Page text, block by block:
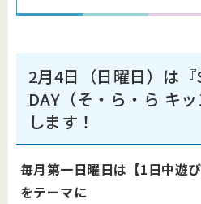
2月4日（日曜日）は
DAY（そ・ら・ら キ
します！
毎月第一日曜日は【1日中遊
をテーマに